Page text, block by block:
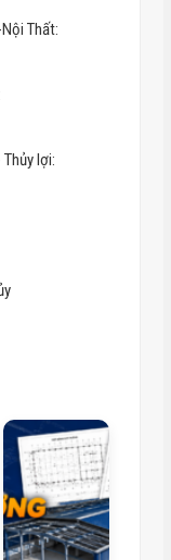
Thất:
lợi: